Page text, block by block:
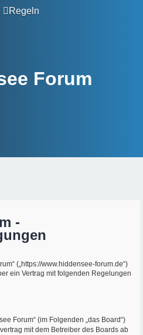
Regeln
Forum
-
(„https://www.hiddensee-forum.de“)
ein Vertrag mit folgenden Regelungen
Forum“ (im Folgenden „das Board“)
mit dem Betreiber des Boards ab